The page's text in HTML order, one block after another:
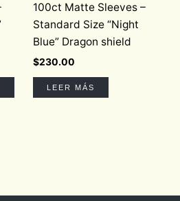
100ct Matte Sleeves –
Standard Size “Night
Blue” Dragon shield
$230.00
LEER MÁS